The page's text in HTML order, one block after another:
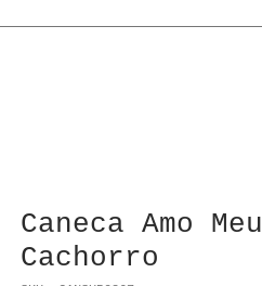
Caneca Amo Meu
Cachorro